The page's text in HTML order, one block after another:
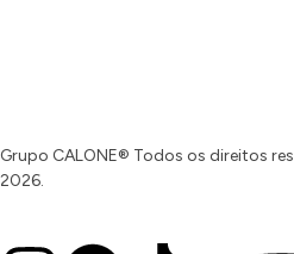
Grupo CALONE® Todos os direitos
2026.